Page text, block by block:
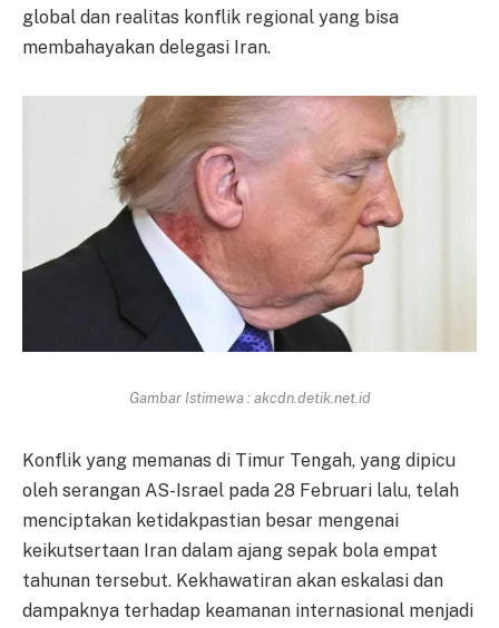
global dan realitas konflik regional yang bisa
membahayakan delegasi Iran.
Gambar Istimewa : akcdn.detik.net.id
Konflik yang memanas di Timur Tengah, yang dipicu
oleh serangan AS-Israel pada 28 Februari lalu, telah
menciptakan ketidakpastian besar mengenai
keikutsertaan Iran dalam ajang sepak bola empat
tahunan tersebut. Kekhawatiran akan eskalasi dan
dampaknya terhadap keamanan internasional menjadi